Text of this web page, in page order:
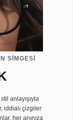
SİMGESİ
anlayışıyla
iddialı çizgiler
her anınıza